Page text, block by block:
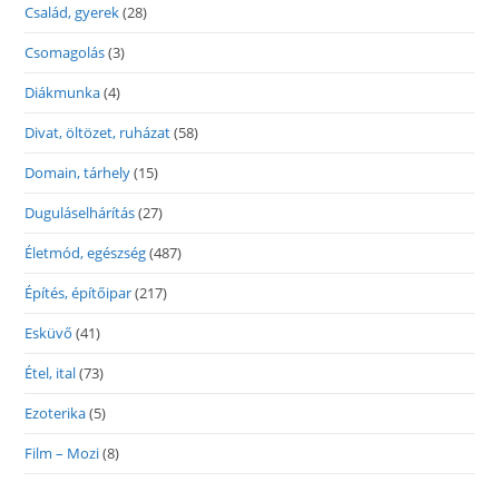
Család, gyerek(28)
Csomagolás(3)
Diákmunka(4)
Divat, öltözet, ruházat(58)
Domain, tárhely(15)
Duguláselhárítás(27)
Életmód, egészség(487)
Építés, építőipar(217)
Esküvő (41)
Étel, ital(73)
Ezoterika(5)
Film – Mozi(8)